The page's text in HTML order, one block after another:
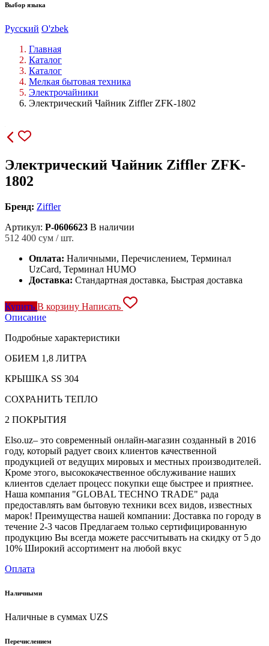
Выбор языка
Русский O'zbek
Главная
Каталог
Каталог
Мелкая бытовая техника
Электрочайники
Электрический Чайник Ziffler ZFK-1802
Электрический Чайник Ziffler ZFK-
1802
Бренд: Ziffler
Артикул: P-0606623 В наличии
512 400 сум / шт.
Оплата: Наличными, Перечислением, Терминал
UzCard, Терминал HUMO
Доставка: Стандартная доставка, Быстрая доставка
Купить В корзину Написать
Описание
Подробные характеристики
ОБИЕМ 1,8 ЛИТРА
КРЫШКА SS 304
СОХРАНИТЬ ТЕПЛО
2 ПОКРЫТИЯ
Elso.uz– это современный онлайн-магазин созданный в 2016
году, который радует своих клиентов качественной
продукцией от ведущих мировых и местных производителей.
Кроме этого, высококачественное обслуживание наших
клиентов сделает процесс покупки еще быстрее и приятнее.
Наша компания "GLOBAL TECHNO TRADE" рада
предоставлять вам бытовую техники всех видов, известных
марок! Преимущества нашей компании: Доставка по городу в
течение 2-3 часов Предлагаем только сертифицированную
продукцию Вы всегда можете рассчитывать на скидку от 5 до
10% Широкий ассортимент на любой вкус
Оплата
Наличными
Наличные в суммах UZS
Перечислением